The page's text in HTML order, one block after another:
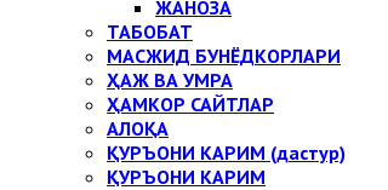
ЖАНОЗА
ТАБОБАТ
МАСЖИД БУНЁДКОРЛАРИ
ҲАЖ ВА УМРА
ҲАМКОР САЙТЛАР
АЛОҚА
ҚУРЪОНИ КАРИМ (дастур)
ҚУРЪОНИ КАРИМ